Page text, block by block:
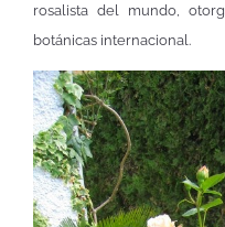
rosalista del mundo,
botánicas internacional.